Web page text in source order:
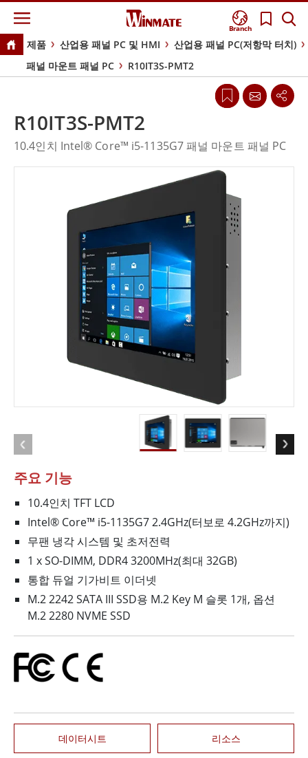
Branch
제품 산업용 패널 PC 및 HMI
산업용 패널 PC(저항막 터치)
패널 마운트 패널 PC
R10IT3S-PMT2
주요 기능
10.4인치 TFT LCD
Intel® Core™ i5-1135G7 2.4GHz(터보로 4.2GHz까지)
무팬 냉각 시스템 및 초저전력
1 x SO-DIMM, DDR4 3200MHz(최대 32GB)
통합 듀얼 기가비트 이더넷
M.2 2242 SATA III SSD용 M.2 Key M 슬롯 1개, 옵션
M.2 2280 NVME SSD
데이터시트 리소스
R10IT3S-PMT2
10.4인치 Intel® Core™ i5-1135G7 패널 마운트 패널 PC